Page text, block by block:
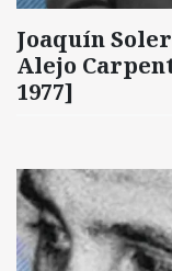
Joaquín
Alejo
1977]